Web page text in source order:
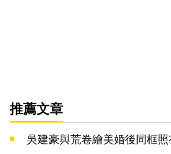
推薦文章
吳建豪與荒卷繪美婚後同框照